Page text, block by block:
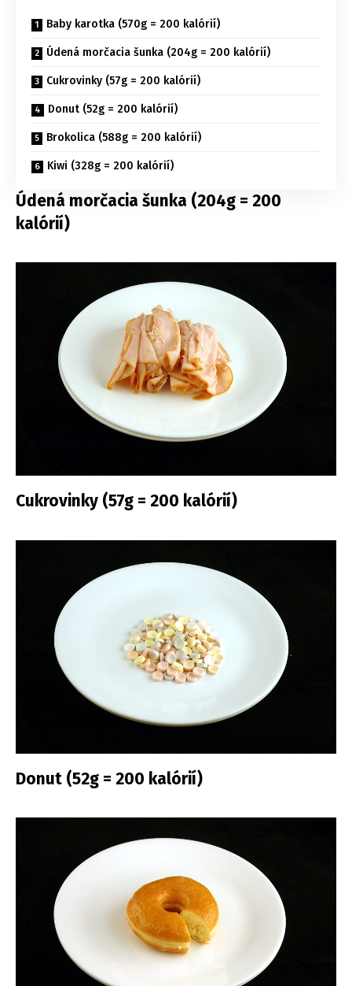
Baby karotka (570g = 200 kalórií)
Údená morčacia šunka (204g = 200 kalórií)
Cukrovinky (57g = 200 kalórií)
Donut (52g = 200 kalórií)
Brokolica (588g = 200 kalórií)
Kiwi (328g = 200 kalórií)
Údená morčacia šunka (204g = 200
kalórií)
Cukrovinky (57g = 200 kalórií)
Donut (52g = 200 kalórií)